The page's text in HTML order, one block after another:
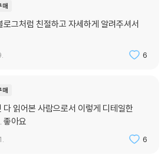
매
그처럼 친절하고 자세하게 알려주셔서
6
매
다 읽어본 사람으로서 이렇게 디테일한
좋아요
6